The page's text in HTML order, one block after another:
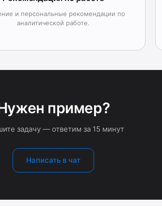
и персональные рекомендации по
аналитической работе.
пример?
задачу — ответим за 15 минут
Написать в чат